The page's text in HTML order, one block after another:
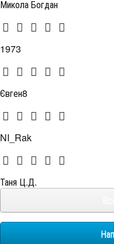
Микола Богдан
1973
Євген8
NI_Rak
Таня Ц.Д.